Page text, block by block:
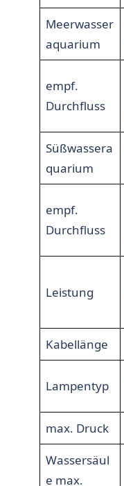
Meerwasser
aquarium
empf.
Durchfluss
Süßwassera
quarium
empf.
Durchfluss
Leistung
Kabellänge
Lampentyp
max. Druck
Wassersäul
e max.